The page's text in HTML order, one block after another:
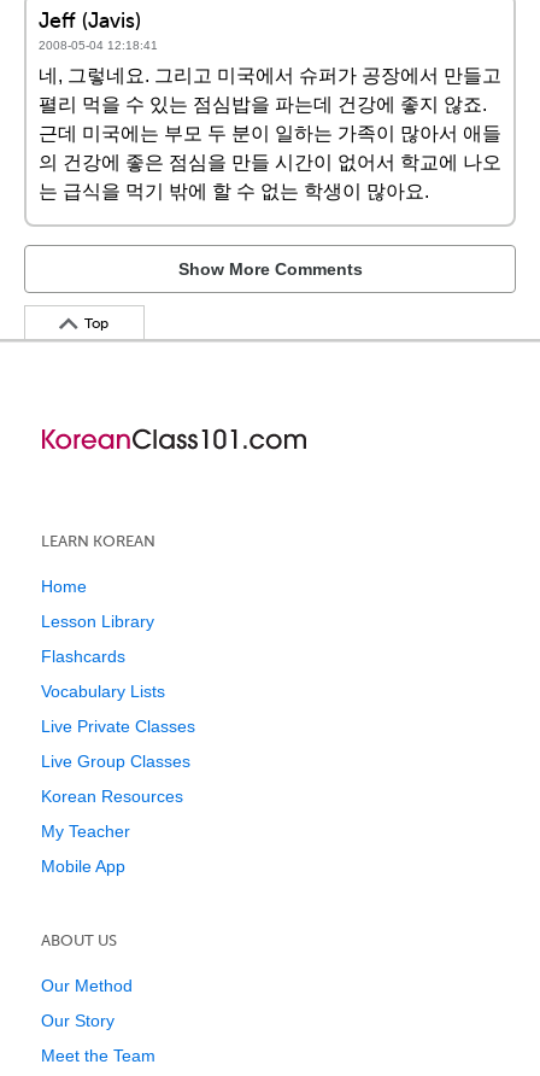
Jeff (Javis)
2008-05-04 12:18:41
네, 그렇네요. 그리고 미국에서 슈퍼가 공장에서 만들고
펼리 먹을 수 있는 점심밥을 파는데 건강에 좋지 않죠.
근데 미국에는 부모 두 분이 일하는 가족이 많아서 애들
의 건강에 좋은 점심을 만들 시간이 없어서 학교에 나오
는 급식을 먹기 밖에 할 수 없는 학생이 많아요.
Show More Comments
Top
LEARN KOREAN
Home
Lesson Library
Flashcards
Vocabulary Lists
Live Private Classes
Live Group Classes
Korean Resources
My Teacher
Mobile App
ABOUT US
Our Method
Our Story
Meet the Team